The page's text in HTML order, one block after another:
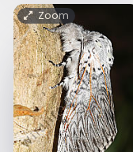
Zoom